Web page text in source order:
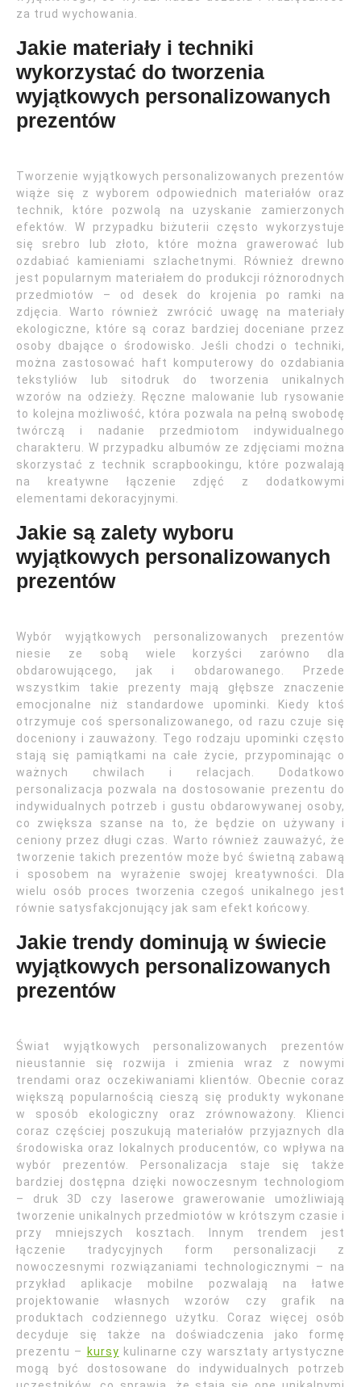
za trud wychowania.
Jakie materiały i techniki
wykorzystać do tworzenia
wyjątkowych personalizowanych
prezentów
Tworzenie wyjątkowych personalizowanych prezentów
wiąże się z wyborem odpowiednich materiałów oraz
technik, które pozwolą na uzyskanie zamierzonych
efektów. W przypadku biżuterii często wykorzystuje
się srebro lub złoto, które można grawerować lub
ozdabiać kamieniami szlachetnymi. Również drewno
jest popularnym materiałem do produkcji różnorodnych
przedmiotów – od desek do krojenia po ramki na
zdjęcia. Warto również zwrócić uwagę na materiały
ekologiczne, które są coraz bardziej doceniane przez
osoby dbające o środowisko. Jeśli chodzi o techniki,
można zastosować haft komputerowy do ozdabiania
tekstyliów lub sitodruk do tworzenia unikalnych
wzorów na odzieży. Ręczne malowanie lub rysowanie
to kolejna możliwość, która pozwala na pełną swobodę
twórczą i nadanie przedmiotom indywidualnego
charakteru. W przypadku albumów ze zdjęciami można
skorzystać z technik scrapbookingu, które pozwalają
na kreatywne łączenie zdjęć z dodatkowymi
elementami dekoracyjnymi.
Jakie są zalety wyboru
wyjątkowych personalizowanych
prezentów
Wybór wyjątkowych personalizowanych prezentów
niesie ze sobą wiele korzyści zarówno dla
obdarowującego, jak i obdarowanego. Przede
wszystkim takie prezenty mają głębsze znaczenie
emocjonalne niż standardowe upominki. Kiedy ktoś
otrzymuje coś spersonalizowanego, od razu czuje się
doceniony i zauważony. Tego rodzaju upominki często
stają się pamiątkami na całe życie, przypominając o
ważnych chwilach i relacjach. Dodatkowo
personalizacja pozwala na dostosowanie prezentu do
indywidualnych potrzeb i gustu obdarowywanej osoby,
co zwiększa szanse na to, że będzie on używany i
ceniony przez długi czas. Warto również zauważyć, że
tworzenie takich prezentów może być świetną zabawą
i sposobem na wyrażenie swojej kreatywności. Dla
wielu osób proces tworzenia czegoś unikalnego jest
równie satysfakcjonujący jak sam efekt końcowy.
Jakie trendy dominują w świecie
wyjątkowych personalizowanych
prezentów
Świat wyjątkowych personalizowanych prezentów
nieustannie się rozwija i zmienia wraz z nowymi
trendami oraz oczekiwaniami klientów. Obecnie coraz
większą popularnością cieszą się produkty wykonane
w sposób ekologiczny oraz zrównoważony. Klienci
coraz częściej poszukują materiałów przyjaznych dla
środowiska oraz lokalnych producentów, co wpływa na
wybór prezentów. Personalizacja staje się także
bardziej dostępna dzięki nowoczesnym technologiom
– druk 3D czy laserowe grawerowanie umożliwiają
tworzenie unikalnych przedmiotów w krótszym czasie i
przy mniejszych kosztach. Innym trendem jest
łączenie tradycyjnych form personalizacji z
nowoczesnymi rozwiązaniami technologicznymi – na
przykład aplikacje mobilne pozwalają na łatwe
projektowanie własnych wzorów czy grafik na
produktach codziennego użytku. Coraz więcej osób
decyduje się także na doświadczenia jako formę
prezentu –
kursy kulinarne czy warsztaty artystyczne
mogą być dostosowane do indywidualnych potrzeb